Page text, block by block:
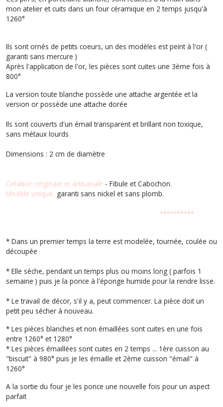
mon atelier et cuits dans un four céramique en 2 temps jusqu'à
1260°
Ils sont ornés de petits coeurs, un des modèles est peint à l'or (
garanti sans mercure )
Après l'application de l'or, les pièces sont cuites une 3ème fois à
800°
La version toute blanche possède une attache argentée et la
version or possède une attache dorée
Ils sont couverts d'un émail transparent et brillant non toxique,
sans métaux lourds
Dimensions : 2 cm de diamètre
Création originale et artisanale - Fibule et Cabochon.
Modèle unique, garanti sans nickel et sans plomb.
**********
* Dans un premier temps la terre est modelée, tournée, coulée ou
découpée
* Elle sèche, pendant un temps plus ou moins long ( parfois 1
semaine ) puis je la ponce à l'éponge humide pour la rendre lisse.
* Le travail de décor, s'il y a, peut commencer. La pièce doit un
petit peu sécher à nouveau.
* Les pièces blanches et non émaillées sont cuites en une fois
entre 1260° et 1280°
* Les pièces émaillées sont cuites en 2 temps ... 1ère cuisson au
"biscuit" à 980° puis je les émaille et 2ème cuisson "émail" à
1260°
A la sortie du four je les ponce une nouvelle fois pour un aspect
parfait